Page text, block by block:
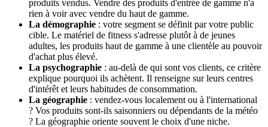
produits vendus. Vendre des produits d'entrée de gamme n'a
rien à voir avec vendre du haut de gamme.
La démographie : votre segment se définit par votre public
cible. Le matériel de fitness s'adresse plutôt à de jeunes
adultes, les produits haut de gamme à une clientèle au pouvoir
d'achat plus élevé.
La psychographie : au-delà de qui sont vos clients, ce critère
explique pourquoi ils achètent. Il renseigne sur leurs centres
d'intérêt et leurs habitudes de consommation.
La géographie : vendez-vous localement ou à l'international
? Vos produits sont-ils saisonniers ou dépendants de la météo
? La géographie oriente souvent le choix d'une niche.